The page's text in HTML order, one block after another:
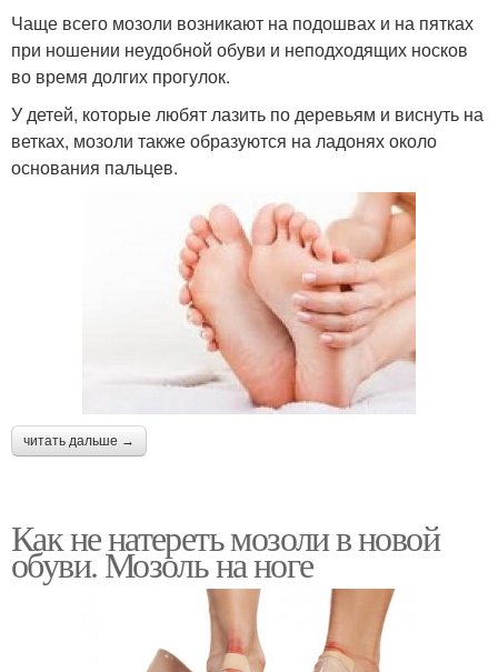
Чаще всего мозоли возникают на подошвах и на пятках
при ношении неудобной обуви и неподходящих носков
во время долгих прогулок.
У детей, которые любят лазить по деревьям и виснуть на
ветках, мозоли также образуются на ладонях около
основания пальцев.
читать дальше →
Как не натереть мозоли в новой
обуви. Мозоль на ноге